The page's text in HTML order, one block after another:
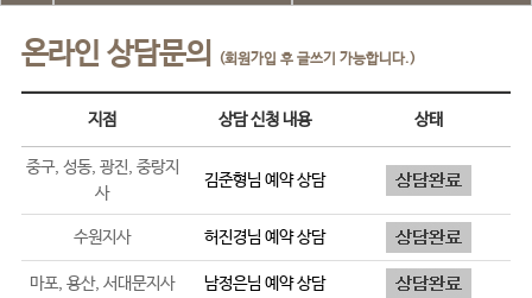
온라인 상담문의 (회원가입 후 글쓰기 가능합니다.)
지점 상담 신청 내용 상태
중구, 성동, 광진, 중랑지
사
김준형님 예약 상담
수원지사 허진경님 예약 상담
마포, 용산, 서대문지사 남정은님 예약 상담